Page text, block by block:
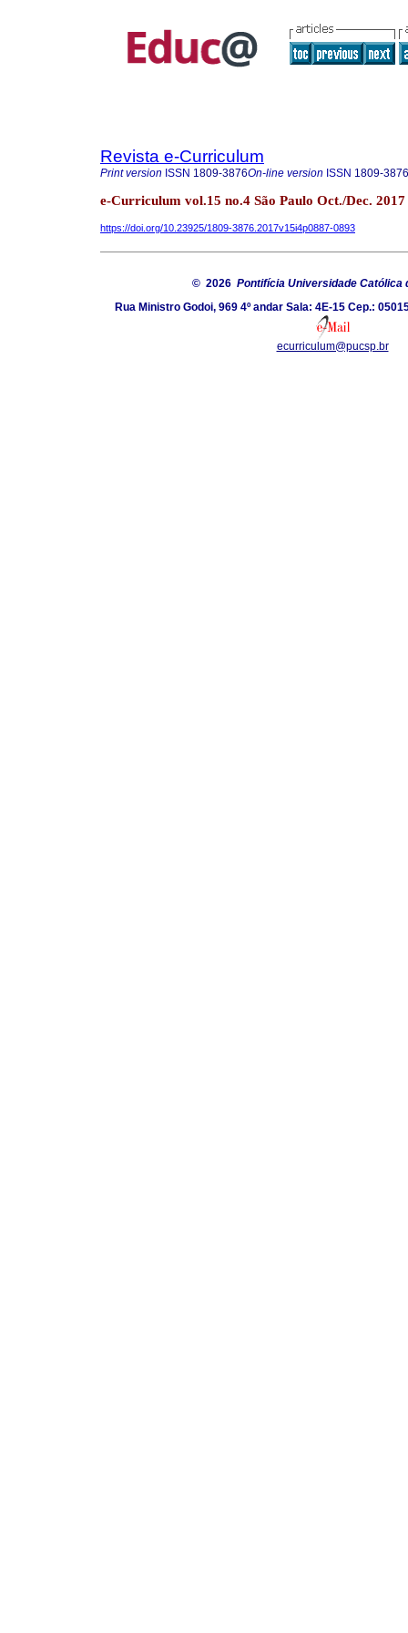
Revista e-Curriculum
Print version ISSN 1809-3876On-line version ISSN 1809-3876
e-Curriculum vol.15 no.4 São Paulo Oct./Dec. 2017
https://doi.org/10.23925/1809-3876.2017v15i4p0887-0893
© 2026 Pontifícia Universidade Católica
Rua Ministro Godoi, 969 4º andar Sala: 4E-15 Cep.:
ecurriculum@pucsp.br